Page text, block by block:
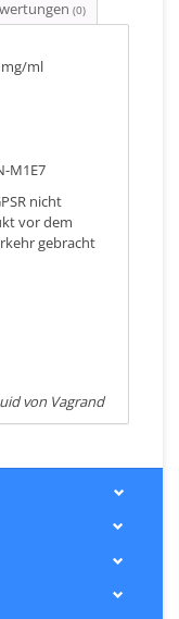
(0)
ml
M1E7
nicht
vor dem
gebracht
von Vagrand